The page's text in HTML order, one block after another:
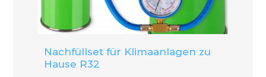
Nachfüllset für Klimaanlagen zu
Hause R32